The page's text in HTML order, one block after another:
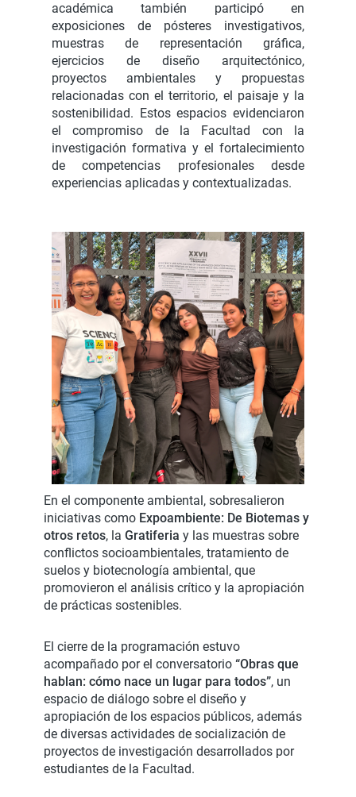
académica también participó en
exposiciones de pósteres investigativos,
muestras de representación gráfica,
ejercicios de diseño arquitectónico,
proyectos ambientales y propuestas
relacionadas con el territorio, el paisaje y la
sostenibilidad. Estos espacios evidenciaron
el compromiso de la Facultad con la
investigación formativa y el fortalecimiento
de competencias profesionales desde
experiencias aplicadas y contextualizadas.
En el componente ambiental, sobresalieron
iniciativas como Expoambiente: De Biotemas y
otros retos, la Gratiferia y las muestras sobre
conflictos socioambientales, tratamiento de
suelos y biotecnología ambiental, que
promovieron el análisis crítico y la apropiación
de prácticas sostenibles.
El cierre de la programación estuvo
acompañado por el conversatorio “Obras que
hablan: cómo nace un lugar para todos”, un
espacio de diálogo sobre el diseño y
apropiación de los espacios públicos, además
de diversas actividades de socialización de
proyectos de investigación desarrollados por
estudiantes de la Facultad.